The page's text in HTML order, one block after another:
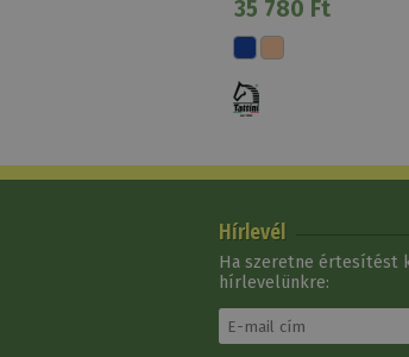
35 780 Ft
Hírlevél
Ha szeretne értesítést
hírlevelünkre: